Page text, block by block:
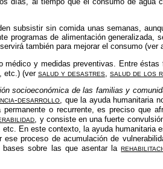
subsistir sin comida unas semanas,
programas de alimentación
también para mejorar el consumo (ver
médico y medidas preventivas. Entre
etc.) (ver salud y desastres, salud de los
socioeconómica de las familias y
desarrollo, que la ayuda humanitaria
o recurrente, es preciso que
, y consiste en una fuerte
etc. En este contexto, la ayuda humanitaria
ese proceso de acumulación de
bases sobre las que asentar la